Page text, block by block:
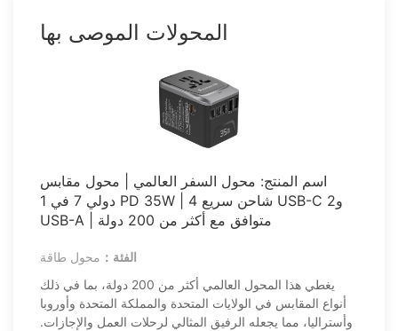
المحولات الموصى بها
اسم المنتج: محول السفر العالمي | محول مقابس
دولي 7 في 1 PD 35W | شاحن سريع 4 USB-C و2
USB-A | متوافق مع أكثر من 200 دولة
الفئة： محول طاقة
يغطي هذا المحول العالمي أكثر من 200 دولة، بما في ذلك
أنواع المقابس في الولايات المتحدة والمملكة المتحدة وأوروبا
وأستراليا، مما يجعله الرفيق المثالي لرحلات العمل والإجازات.